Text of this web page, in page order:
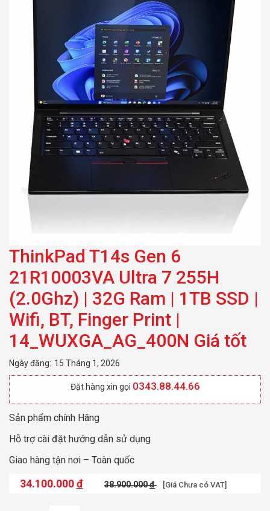
Ram | 1TB SSD | Wifi,
BT, Finger Print |
14_WUXGA_AG_400N
Giá tốt
ThinkPad T14s Gen 6
21R10003VA Ultra 7 255H
(2.0Ghz) | 32G Ram | 1TB SSD |
Wifi, BT, Finger Print |
14_WUXGA_AG_400N Giá tốt
Ngày đăng: 15 Tháng 1, 2026
Đặt hàng xin gọi 0343.88.44.66
Sản phẩm chính Hãng
Hỗ trợ cài đặt hướng dẫn sử dụng
Giao hàng tận nơi – Toàn quốc
34.100.000đ 38.900.000đ [Giá Chưa có VAT]